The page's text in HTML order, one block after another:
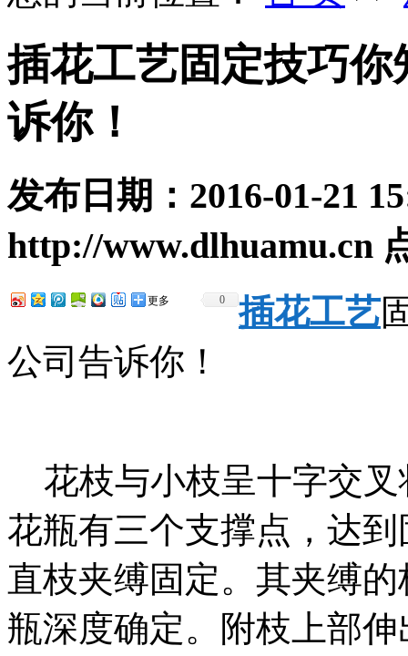
插花工艺固定技巧
诉你！
发布日期： 2016-01-21
http://www.dlhuamu.cn
更多 0 插花工艺
公司告诉你！
花枝与小枝呈十字交叉
花瓶有三个支撑点，达
直枝夹缚固定。其夹缚
瓶深度确定。附枝上部